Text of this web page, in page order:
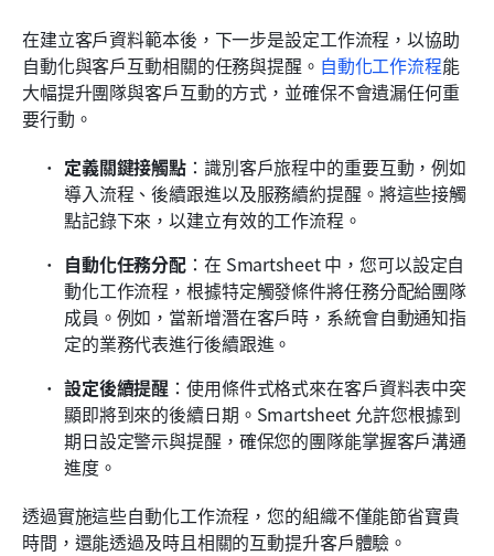
在建立客戶資料範本後，下一步是設定工作流程，以協助
自動化與客戶互動相關的任務與提醒。 自動化工作流程能
大幅提升團隊與客戶互動的方式，並確保不會遺漏任何重
要行動。
定義關鍵接觸點 ：識別客戶旅程中的重要互動，例如
導入流程、後續跟進以及服務續約提醒。將這些接觸
點記錄下來，以建立有效的工作流程。
自動化任務分配 ：在 Smartsheet 中，您可以設定自
動化工作流程，根據特定觸發條件將任務分配給團隊
成員。例如，當新增潛在客戶時，系統會自動通知指
定的業務代表進行後續跟進。
設定後續提醒 ：使用條件式格式來在客戶資料表中突
顯即將到來的後續日期。Smartsheet 允許您根據到
期日設定警示與提醒，確保您的團隊能掌握客戶溝通
進度。
透過實施這些自動化工作流程，您的組織不僅能節省寶貴
時間，還能透過及時且相關的互動提升客戶體驗。